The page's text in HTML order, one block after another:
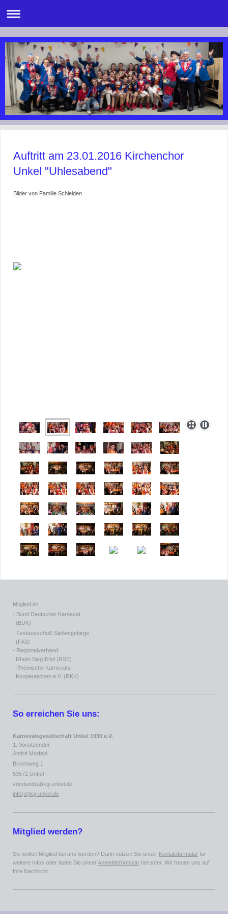
Auftritt am 23.01.2016 Kirchenchor
Unkel "Uhlesabend"
Bilder von Familie Schleiden
Mitglied im
- Bund Deutscher Karneval
(BDK)
- Festausschuß Siebengebirge
(FAS)
- Regionalverband
Rhein-Sieg-Eifel (RSE)
- Rheinische Karnevals-
Kooperationen e.V. (RKK)
So erreichen Sie uns:
Karnevalsgesellschaft Unkel 1930 e.V.
1. Vorsitzender
André Morfeld
Birkenweg 1
53572 Unkel
vorstand(at)kg-unkel.de
info(at)kg-unkel.de
Mitglied werden?
Sie wollen Mitglied bei uns werden? Dann nutzen Sie unser Kontaktformular für
weitere Infos oder laden Sie unserAnmeldeformular herunter. Wir freuen uns auf
Ihre Nachricht.